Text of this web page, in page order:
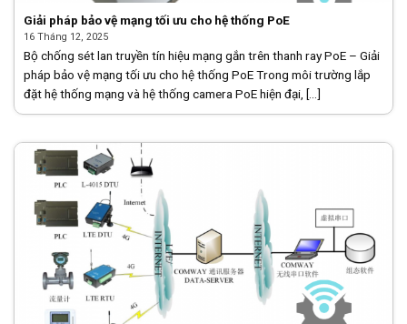
Giải pháp bảo vệ mạng tối ưu cho hệ thống PoE
16 Tháng 12, 2025
Bộ chống sét lan truyền tín hiệu mạng gắn trên thanh ray PoE – Giải
pháp bảo vệ mạng tối ưu cho hệ thống PoE Trong môi trường lắp
đặt hệ thống mạng và hệ thống camera PoE hiện đại, [...]